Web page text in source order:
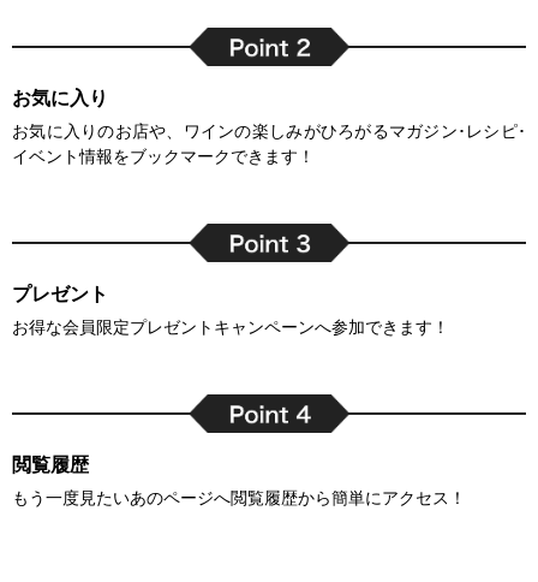
お気に入り
お気に入りのお店や、ワインの楽しみがひろがるマガジン･レシピ･
イベント情報をブックマークできます！
プレゼント
お得な会員限定プレゼントキャンペーンへ参加できます！
閲覧履歴
もう一度見たいあのページへ閲覧履歴から簡単にアクセス！